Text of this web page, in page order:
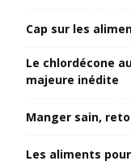
Cap sur les
Le chlordécone
majeure inédite
Manger sain,
Les aliments